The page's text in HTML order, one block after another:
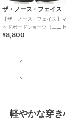
ザ・ノース・フェイス
【ザ・ノース・フェイス】マ
ッドボードショーツ（ユニセ
ックス）
¥8,800
軽やかな穿き